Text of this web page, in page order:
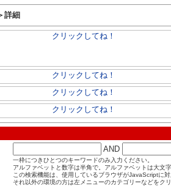
詳細
AND
一枠につきひとつのキーワードのみ入力ください。
アルファベットと数字は半角で。アルファベットは大文
この検索機能は、使用しているブラウザがJavaScriptに
それ以外の環境の方は左メニューのカテゴリーなどをク